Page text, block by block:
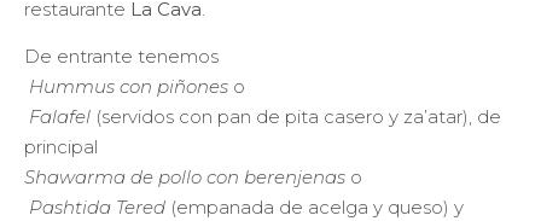
restaurante La Cava.
De entrante tenemos
Hummus con piñones o
Falafel (servidos con pan de pita casero y za’atar), de
principal
Shawarma de pollo con berenjenas o
Pashtida Tered (empanada de acelga y queso) y